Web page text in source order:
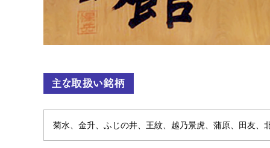
菊水、金升、ふじの井、王紋、越乃景虎、蒲原、田友、